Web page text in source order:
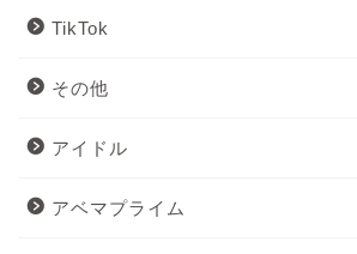
TikTok
その他
アイドル
アベマプライム